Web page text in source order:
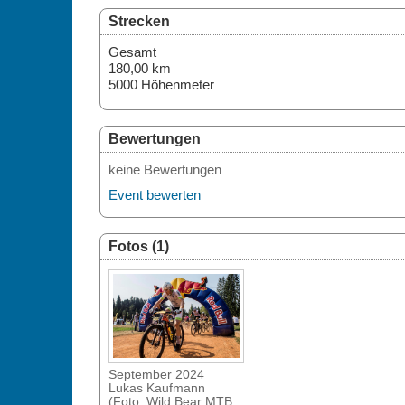
Strecken
Gesamt
180,00 km
5000 Höhenmeter
Bewertungen
keine Bewertungen
Event bewerten
Fotos (1)
September 2024
Lukas Kaufmann
(Foto: Wild Bear MTB